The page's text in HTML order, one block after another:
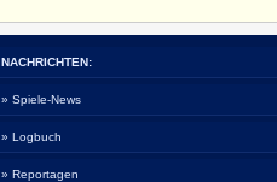
NACHRICHTEN:
» Spiele-News
» Logbuch
» Reportagen